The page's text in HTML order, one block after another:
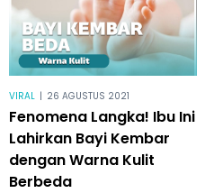
VIRAL | 26 AGUSTUS 2021
Fenomena Langka! Ibu Ini
Lahirkan Bayi Kembar
dengan Warna Kulit
Berbeda